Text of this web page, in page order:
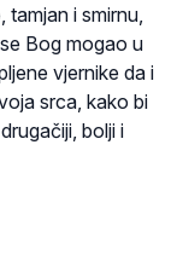
tamjan i smirnu,
Bog mogao u
vjernike da i
srca, kako bi
bolji i